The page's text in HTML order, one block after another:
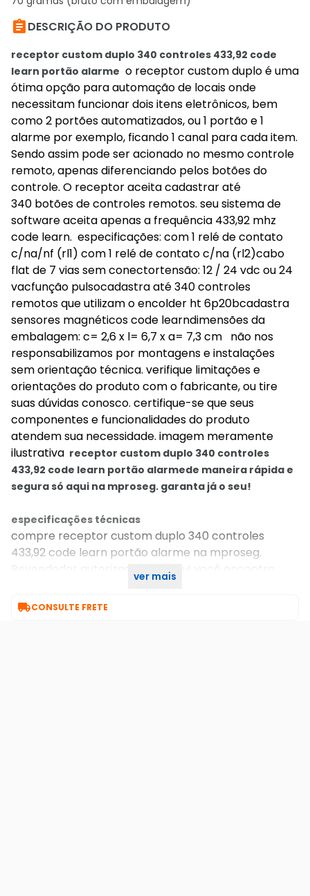
DESCRIÇÃO DO PRODUTO
receptor custom duplo 340 controles 433,92 code
learn portão alarme o receptor custom duplo é uma
ótima opção para automação de locais onde
necessitam funcionar dois itens eletrônicos, bem
como 2 portões automatizados, ou 1 portão e 1
alarme por exemplo, ficando 1 canal para cada item.
Sendo assim pode ser acionado no mesmo controle
remoto, apenas diferenciando pelos botões do
controle. O receptor aceita cadastrar até
340 botões de controles remotos. seu sistema de
software aceita apenas a frequência 433,92 mhz
code learn. especificações: com 1 relé de contato
c/na/nf (rl1) com 1 relé de contato c/na (rl2)cabo
flat de 7 vias sem conectortensão: 12 / 24 vdc ou 24
vacfunção pulsocadastra até 340 controles
remotos que utilizam o encolder ht 6p20bcadastra
sensores magnéticos code learndimensões da
embalagem: c= 2,6 x l= 6,7 x a= 7,3 cm não nos
responsabilizamos por montagens e instalações
sem orientação técnica. verifique limitações e
orientações do produto com o fabricante, ou tire
suas dúvidas conosco. certifique-se que seus
componentes e funcionalidades do produto
atendem sua necessidade. imagem meramente
ilustrativa receptor custom duplo 340 controles
433,92 code learn portão alarmede maneira rápida e
segura só aqui na mproseg. garanta já o seu!
especificações técnicas
compre receptor custom duplo 340 controles
433,92 code learn portão alarme na mproseg.
Revendedor autorizado ppa. Aqui você encontra
ver mais
CONSULTE FRETE